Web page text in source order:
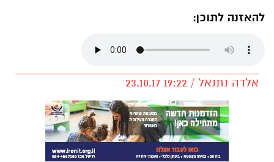
להאזנה לתוכן:
אלדה נתנאל / 19:22 23.10.17